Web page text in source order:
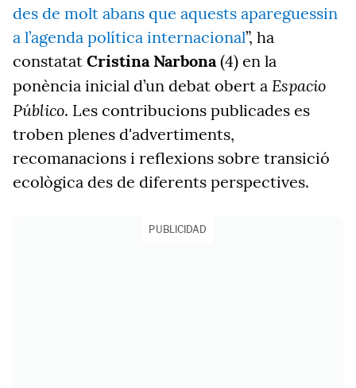
des de molt abans que aquests apareguessin
a l’agenda política internacional”, ha
constatat Cristina Narbona(4) en la
ponència inicial d’un debat obert a Espacio
Público. Les contribucions publicades es
troben plenes d'advertiments,
recomanacions i reflexions sobre transició
ecològica des de diferents perspectives.
PUBLICIDAD